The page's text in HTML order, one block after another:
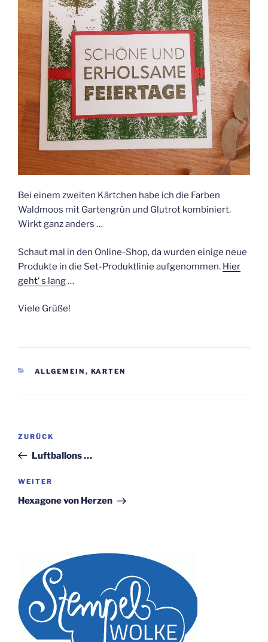
Bei einem zweiten Kärtchen habe ich die Farben
Waldmoos mit Gartengrün und Glutrot kombiniert.
Wirkt ganz anders …
Schaut mal in den Online-Shop, da wurden einige neue
Produkte in die Set-Produktlinie aufgenommen. Hier
geht‘ s lang…
Viele Grüße!
KATEGORIEN
ALLGEMEIN , KARTEN
Beitragsnavigation
Vorheriger
Beitrag
ZURÜCK
Luftballons …
Nächster
Beitrag
WEITER
Hexagone von Herzen